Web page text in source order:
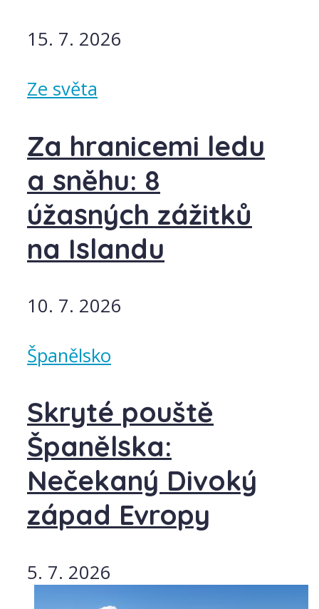
15. 7. 2026
Ze světa
Za hranicemi ledu
a sněhu: 8
úžasných zážitků
na Islandu
10. 7. 2026
Španělsko
Skryté pouště
Španělska:
Nečekaný Divoký
západ Evropy
5. 7. 2026